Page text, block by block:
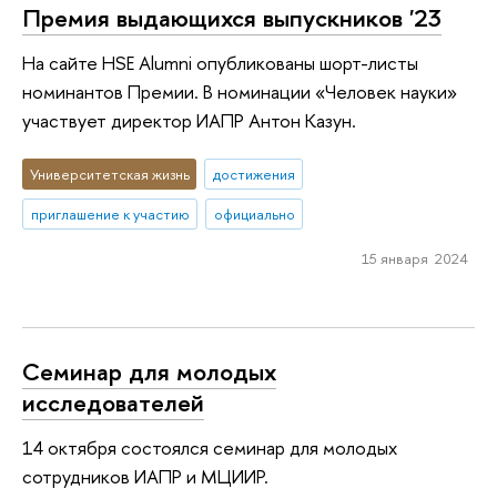
Премия выдающихся выпускников '23
На сайте HSE Alumni опубликованы шорт-листы
номинантов Премии. В номинации «Человек науки»
участвует директор ИАПР Антон Казун.
Университетская жизнь
достижения
приглашение к участию
официально
15 января 2024
Семинар для молодых
исследователей
14 октября состоялся семинар для молодых
сотрудников ИАПР и МЦИИР.